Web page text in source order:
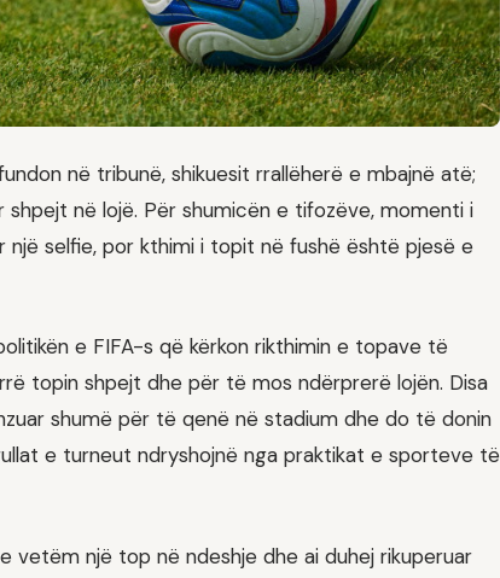
në tribunë, shikuesit rrallëherë e mbajnë atë;
në lojë. Për shumicën e tifozëve, momenti i
selfie, por kthimi i topit në fushë është pjesë e
e FIFA-s që kërkon rikthimin e topave të
topin shpejt dhe për të mos ndërprerë lojën. Disa
shumë për të qenë në stadium dhe do të donin
e turneut ndryshojnë nga praktikat e sporteve të
një top në ndeshje dhe ai duhej rikuperuar